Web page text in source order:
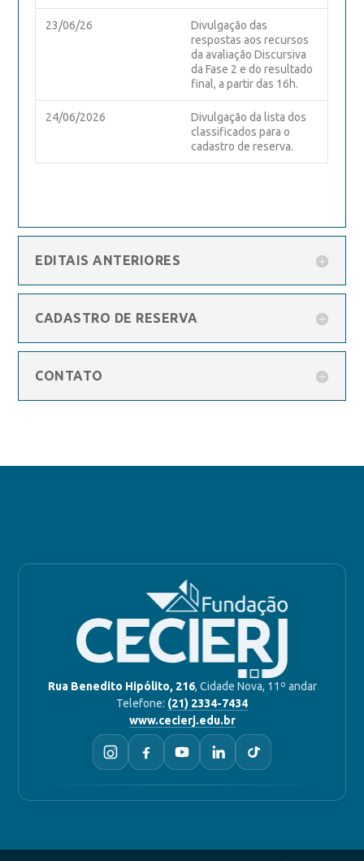
23/06/26
Divulgação das
respostas aos recursos
da avaliação Discursiva
da Fase 2 e do resultado
final, a partir das 16h.
24/06/2026
Divulgação da lista dos
classificados para o
cadastro de reserva.
EDITAIS ANTERIORES
CADASTRO DE RESERVA
CONTATO
Rua Benedito Hipólito, 216, Cidade Nova, 11º andar
Telefone: (21) 2334-7434
www.cecierj.edu.br